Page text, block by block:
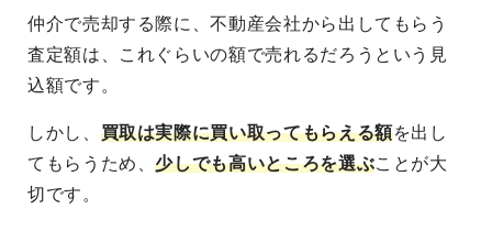
仲介で売却する際に、不動産会社から出してもらう
査定額は、これぐらいの額で売れるだろうという見
込額です。
しかし、 買取は実際に買い取ってもらえる額を出し
てもらうため、少しでも高いところを選ぶことが大
切です。